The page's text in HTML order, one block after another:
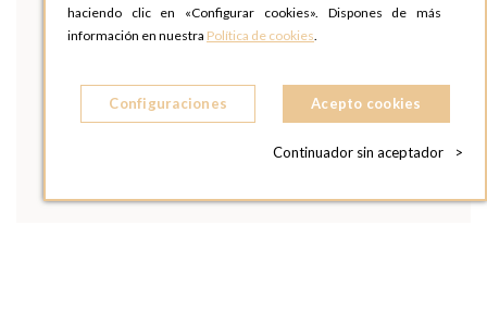
haciendo clic en «Configurar cookies». Dispones de más
información en nuestra Política de cookies.
Configuraciones Acepto cookies
Continuador sin aceptador >